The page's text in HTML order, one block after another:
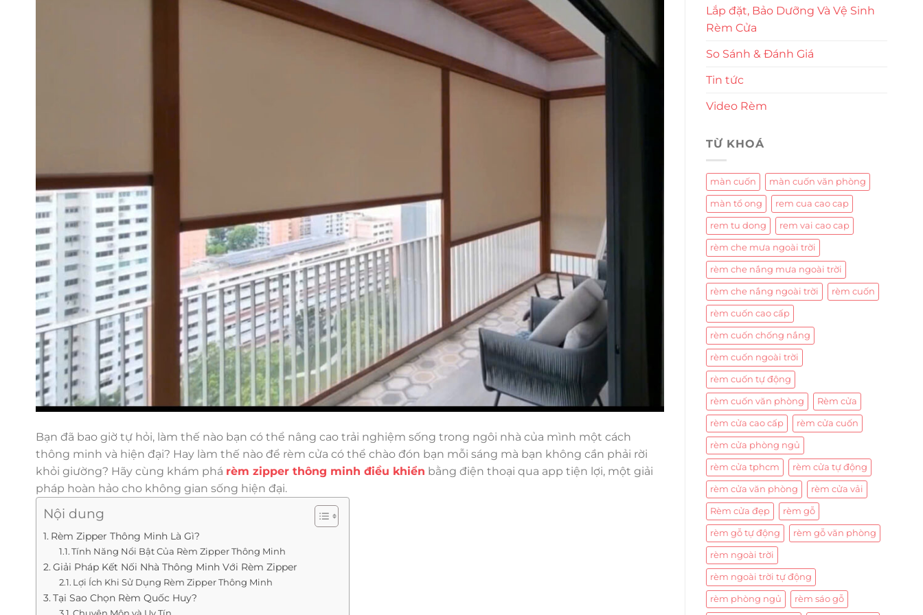
Bạn đã bao giờ tự hỏi, làm thế nào bạn có thể nâng cao trải nghiệm sống trong ngôi nhà của mình một cách
thông minh và hiện đại? Hay làm thế nào để rèm cửa có thể chào đón bạn mỗi sáng mà bạn không cần phải rời
khỏi giường? Hãy cùng khám phá rèm zipper thông minh điều khiển bằng điện thoại qua app tiện lợi, một giải
pháp hoàn hảo cho không gian sống hiện đại.
Nội dung
Rèm Zipper Thông Minh Là Gì?
Tính Năng Nổi Bật Của Rèm Zipper Thông Minh
Giải Pháp Kết Nối Nhà Thông Minh Với Rèm Zipper
Lợi Ích Khi Sử Dụng Rèm Zipper Thông Minh
Tại Sao Chọn Rèm Quốc Huy?
Chuyên Môn và Uy Tín
Lắp đặt, Bảo Dưỡng Và Vệ Sinh
Rèm Cửa
So Sánh & Đánh Giá
Tin tức
Video Rèm
TỪ KHOÁ
màn cuốn màn cuốn văn phòng
màn tổ ong rem cua cao cap
rem tu dong rem vai cao cap
rèm che mưa ngoài trời
rèm che nắng mưa ngoài trời
rèm che nắng ngoài trời rèm cuốn
rèm cuốn cao cấp
rèm cuốn chống nắng
rèm cuốn ngoài trời
rèm cuốn tự động
rèm cuốn văn phòng Rèm cửa
rèm cửa cao cấp rèm cửa cuốn
rèm cửa phòng ngủ
rèm cửa tphcm rèm cửa tự động
rèm cửa văn phòng rèm cửa vải
Rèm cửa đẹp rèm gỗ
rèm gỗ tự động rèm gỗ văn phòng
rèm ngoài trời
rèm ngoài trời tự động
rèm phòng ngủ rèm sáo gỗ